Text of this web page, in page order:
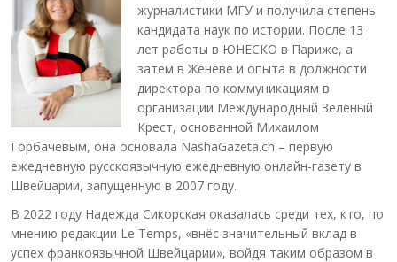
журналистики МГУ и получила степень
кандидата наук по истории. После 13
лет работы в ЮНЕСКО в Париже, а
затем в Женеве и опыта в должности
директора по коммуникациям в
организации Международный Зелёный
Крест, основанной Михаилом
Горбачёвым, она основала NashaGazeta.ch – первую
ежедневную русскоязычную ежедневную онлайн-газету в
Швейцарии, запущенную в 2007 году.
В 2022 году Надежда Сикорская оказалась среди тех, кто, по
мнению редакции Le Temps, «внёс значительный вклад в
успех франкоязычной Швейцарии», войдя таким образом в